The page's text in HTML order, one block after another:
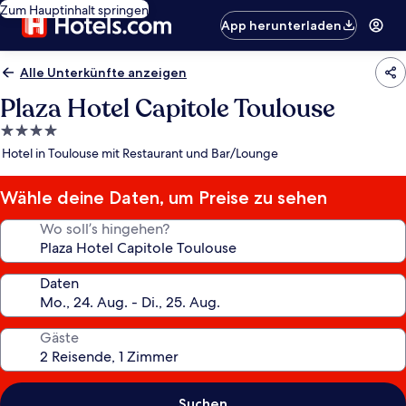
Zum Hauptinhalt springen
App herunterladen
Alle Unterkünfte anzeigen
Plaza Hotel Capitole Toulouse
4.0-
Sterne-
Hotel in Toulouse mit Restaurant und Bar/Lounge
Wähle deine Daten, um Preise zu sehen
Wo soll’s hingehen?
Daten
Gäste